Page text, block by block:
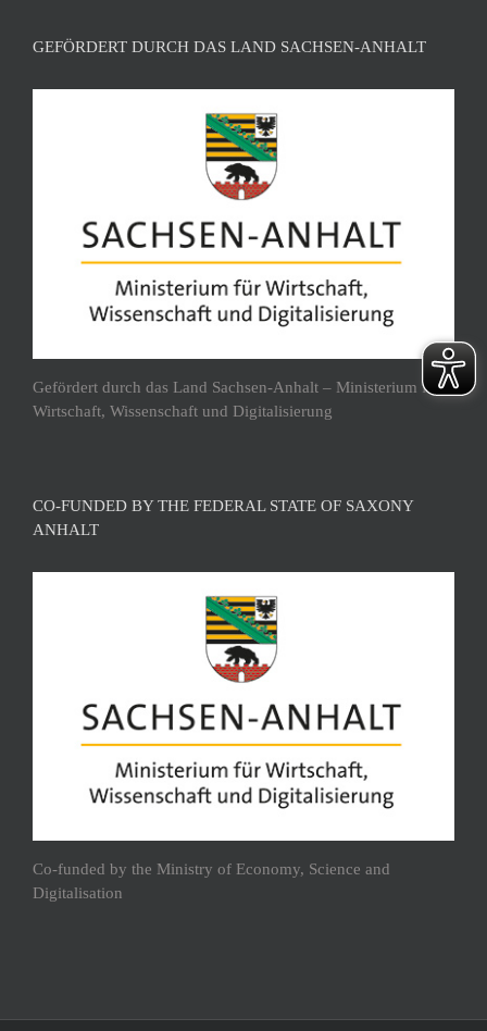
GEFÖRDERT DURCH DAS LAND SACHSEN-ANHALT
Gefördert durch das Land Sachsen-Anhalt – Ministerium für
Wirtschaft, Wissenschaft und Digitalisierung
CO-FUNDED BY THE FEDERAL STATE OF SAXONY
ANHALT
Co-funded by the Ministry of Economy, Science and
Digitalisation